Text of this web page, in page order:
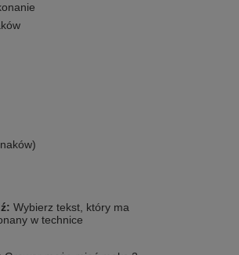
Wybierz tekst, który ma
w technice